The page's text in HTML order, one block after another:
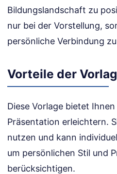
Bildungslandschaft zu
nur bei der Vorstellung,
persönliche Verbindung
Vorteile der
Diese Vorlage bietet
Präsentation erleichtern.
nutzen und kann
um persönlichen Stil und
berücksichtigen.